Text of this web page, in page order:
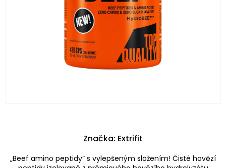
„Beef amino peptidy“ s vylepšeným složením! Čisté hovězí
Značka: Extrifit